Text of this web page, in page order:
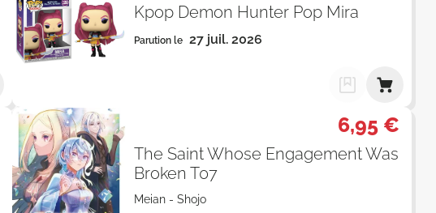
Kpop Demon Hunter Pop Mira
Parution le 27 juil. 2026
6,95 €
The Saint Whose Engagement Was
Broken T07
Meian - Shojo